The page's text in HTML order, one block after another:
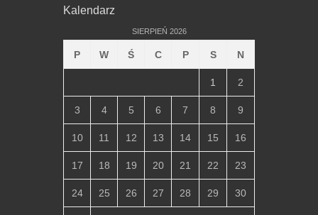
Kalendarz
SIERPIEŃ 2026
P W Ś C P S N
1 2
3 4 5 6 7 8 9
10 11 12 13 14 15 16
17 18 19 20 21 22 23
24 25 26 27 28 29 30